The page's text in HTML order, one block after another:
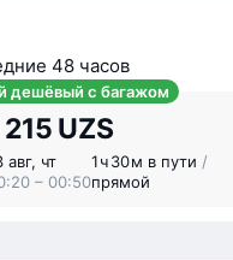
48 часов
дешёвый с багажом
UZS
авг, чт
– 00:50
1 ⁠ч 30 ⁠м в пути /
прямой